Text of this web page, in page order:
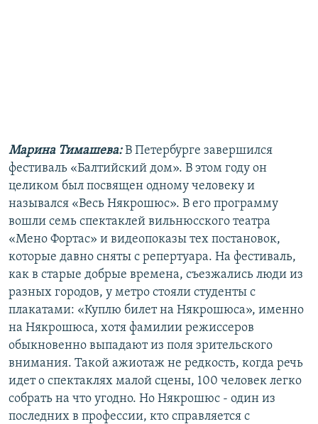
Марина Тимашева:В Петербурге завершился
фестиваль «Балтийский дом». В этом году он
целиком был посвящен одному человеку и
назывался «Весь Някрошюс». В его программу
вошли семь спектаклей вильнюсского театра
«Мено Фортас» и видеопоказы тех постановок,
которые давно сняты с репертуара. На фестиваль,
как в старые добрые времена, съезжались люди из
разных городов, у метро стояли студенты с
плакатами: «Куплю билет на Някрошюса», именно
на Някрошюса, хотя фамилии режиссеров
обыкновенно выпадают из поля зрительского
внимания. Такой ажиотаж не редкость, когда речь
идет о спектаклях малой сцены, 100 человек легко
собрать на что угодно. Но Някрошюс - один из
последних в профессии, кто справляется с